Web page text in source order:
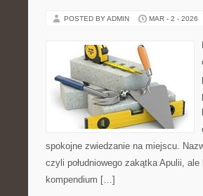
POSTED BY ADMIN MAR - 2 - 2026
spokojne zwiedzanie na miejscu.
czyli południowego zakątka Apulii,
kompendium […]